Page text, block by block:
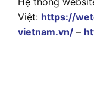
Việt: https://
vietnam.vn/ –